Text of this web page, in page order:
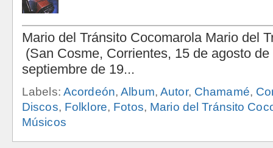
Labels: Acordeón,Album,Autor, Chamamé,
Discos, Folklore, Fotos, Mario del Tránsito
Músicos